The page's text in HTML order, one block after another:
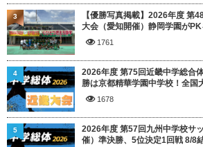
【優勝写真掲載】2026年度 第
大会（愛知開催）静岡学園がPK
1761
3
2026年度 第75回近畿中学総合
勝は京都精華学園中学校！全国
1678
4
2026年度 第57回九州中学校サ
催）準決勝、5位決定1回戦 8/8
5